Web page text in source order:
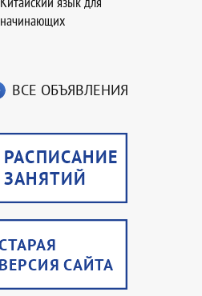
начинающих
ВСЕ ОБЪЯВЛЕНИЯ